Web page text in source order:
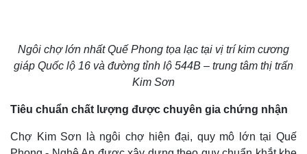
Ngôi chợ lớn nhất Quế Phong tọa lạc tại vị trí kim cương
giáp Quốc lộ 16 và đường tỉnh lộ 544B – trung tâm thị trấn
Kim Sơn
Tiêu chuẩn chất lượng được chuyên gia chứng nhận
Chợ Kim Sơn là ngôi chợ hiện đại, quy mô lớn tại Quế